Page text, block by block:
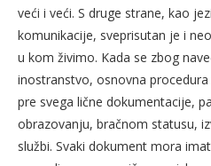
veći i veći. S druge strane, kao
komunikacije, sveprisutan je i
u kom živimo. Kada se zbog
inostranstvo, osnovna
pre svega lične dokumentacije,
obrazovanju, bračnom statusu,
službi. Svaki dokument mora